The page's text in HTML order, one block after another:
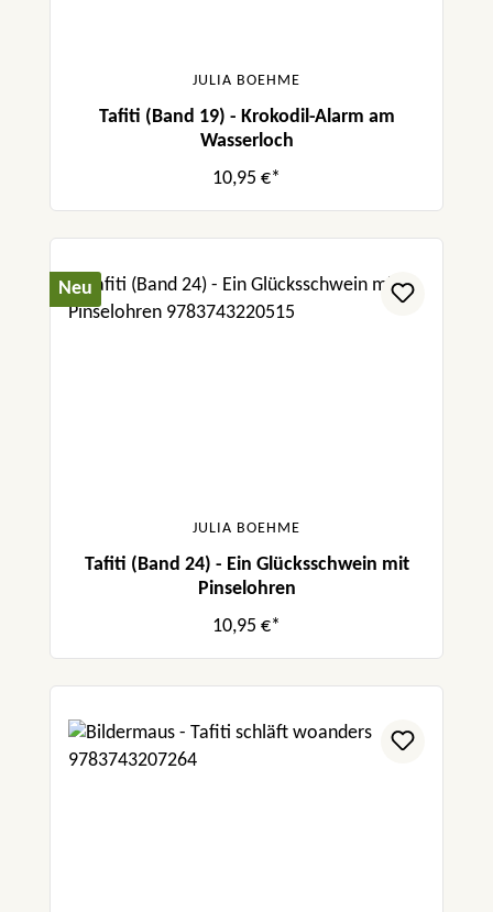
JULIA BOEHME
Tafiti (Band 19) - Krokodil-Alarm am
Wasserloch
10,95 €*
Neu
JULIA BOEHME
Tafiti (Band 24) - Ein Glücksschwein mit
Pinselohren
10,95 €*